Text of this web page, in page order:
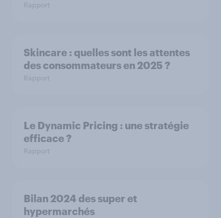
Rapport
Skincare : quelles sont les attentes
des consommateurs en 2025 ?
Rapport
Le Dynamic Pricing : une stratégie
efficace ?
Rapport
Bilan 2024 des super et
hypermarchés